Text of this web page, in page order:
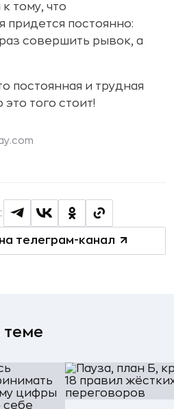
тому, что
придется постоянно:
совершить рывок, а
постоянная и трудная
того стоит!
телеграм-канал
теме